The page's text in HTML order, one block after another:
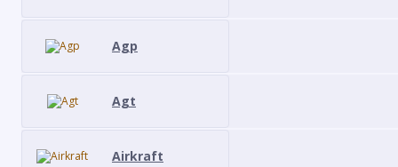
Agp
Agt
Airkraft